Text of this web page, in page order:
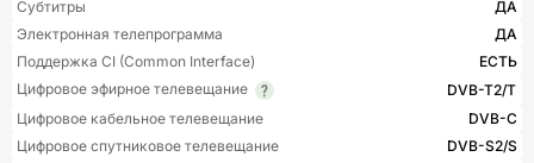
Субтитры
ДА
Электронная телепрограмма
ДА
Поддержка CI (Common Interface)
ЕСТЬ
Цифровое эфирное телевещание
DVB-T2/T
Цифровое кабельное телевещание
DVB-C
Цифровое спутниковое телевещание
DVB-S2/S